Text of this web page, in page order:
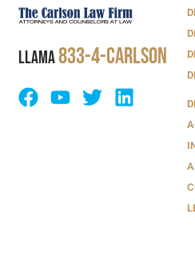
LLAMA833-4-CARLSON